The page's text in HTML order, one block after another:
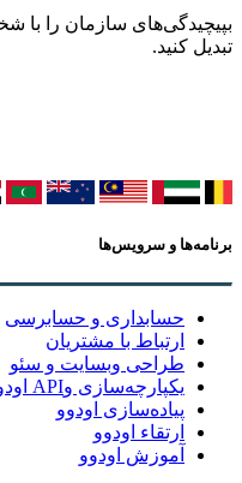
سازمان را با
کنید.
و سرویس‌ها
حسابداری و حسابرسی
ارتباط با مشتریان
طراحی وبسایت و سئو
یکپارچه‌سازی وAPI اودوو
پیاده‌سازی اودوو
ارتقاء اودوو
آموزش اودوو